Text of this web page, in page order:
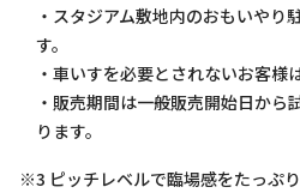
・スタジアム敷地内のおもいやり
す。
・車いすを必要とされないお客様
・販売期間は一般販売開始日か
ります。
※3 ピッチレベルで臨場感をたっぷ